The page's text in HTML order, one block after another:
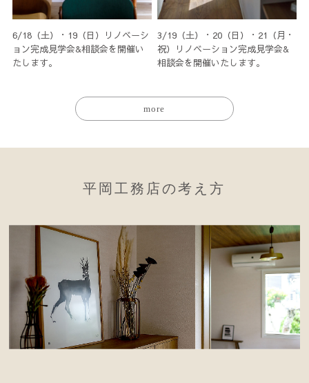
6/18（土）・19（日）リノベーシ
ョン完成見学会&相談会を開催い
たします。
3/19（土）・20（日）・21（月・
祝）リノベーション完成見学会&
相談会を開催いたします。
more
平岡工務店の考え方